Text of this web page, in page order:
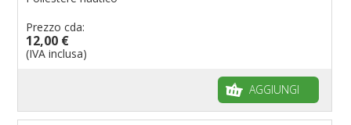
Bandiere per riserve naturali e parchi
Bandiere per musicisti
pennoni per bandiere
Prezzo cda:
12,00 €
(IVA inclusa)
AGGIUNGI